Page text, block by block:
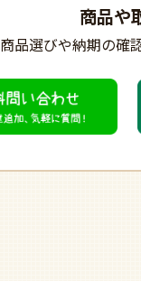
商品や
商品選びや納期の確認